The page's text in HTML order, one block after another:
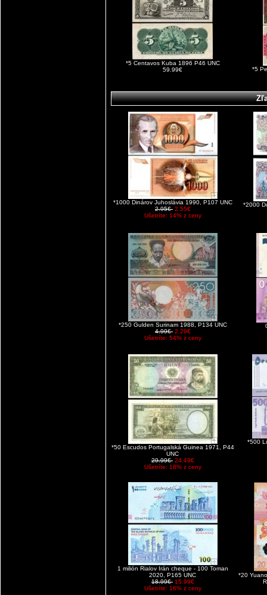
*5 Centavos Kuba 1896 P46 UNC
59.99€
*5
*1000 Dinárov Juhoslávia 1990, P107 UNC
2.95€ 2.55€
Ušetríte: 14% z ceny
*2000
*250 Gulden Surinam 1988, P134 UNC
4.99€ 2.29€
Ušetríte: 54% z ceny
*50 Escudos Portugalská Guinea 1971, P44
UNC
29.99€ 24.49€
Ušetríte: 18% z ceny
*500
1 milión Rialov Irán cheque - 100 Toman
2020, P165 UNC
18.99€ 15.99€
Ušetríte: 16% z ceny
*20